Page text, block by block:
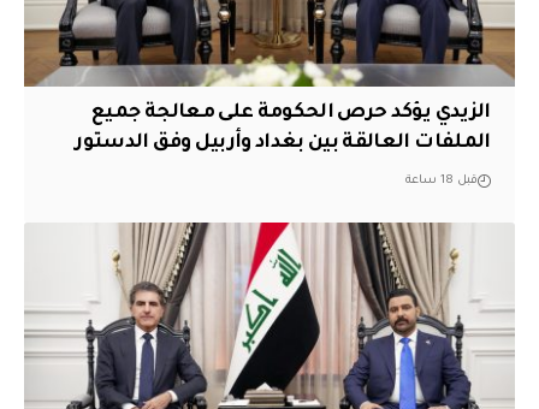
الزيدي يؤكد حرص الحكومة على معالجة جميع
الملفات العالقة بين بغداد وأربيل وفق الدستور
قبل 18 ساعة